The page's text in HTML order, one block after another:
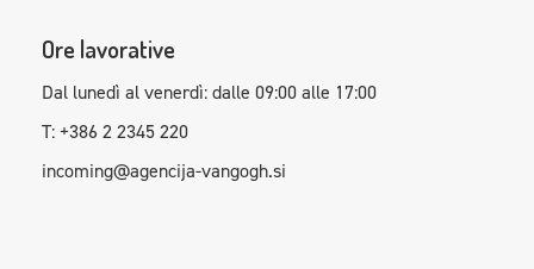
Ore lavorative
Dal lunedì al venerdì: dalle 09:00 alle 17:00
T: +386 2 2345 220
incoming@agencija-vangogh.si